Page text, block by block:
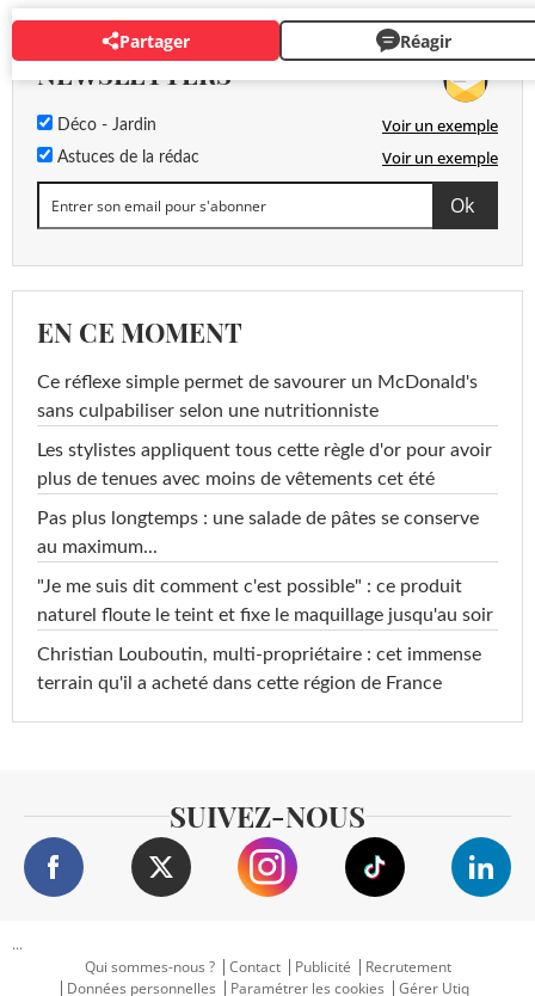
Partager Réagir
NEWSLETTERS
Déco - Jardin Voir un exemple
Astuces de la rédac Voir un exemple
EN CE MOMENT
Ce réflexe simple permet de savourer un McDonald's
sans culpabiliser selon une nutritionniste
Les stylistes appliquent tous cette règle d'or pour avoir
plus de tenues avec moins de vêtements cet été
Pas plus longtemps : une salade de pâtes se conserve
au maximum...
"Je me suis dit comment c'est possible" : ce produit
naturel floute le teint et fixe le maquillage jusqu'au soir
Christian Louboutin, multi-propriétaire : cet immense
terrain qu'il a acheté dans cette région de France
SUIVEZ-NOUS
...
Qui sommes-nous ?
Contact Publicité
Recrutement
Données personnelles
Paramétrer les cookies Gérer Utiq